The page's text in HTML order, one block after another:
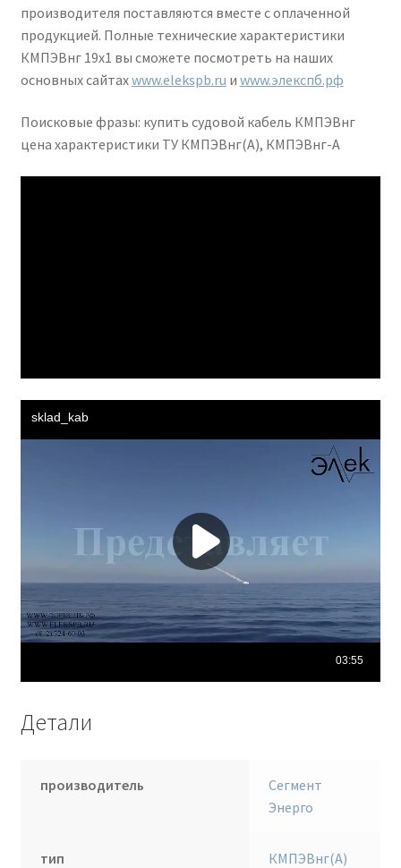
производителя поставляются вместе с оплаченной
продукцией. Полные технические характеристики
КМПЭВнг 19х1 вы сможете посмотреть на наших
основных сайтахwww.elekspb.ru и www.элекспб.рф
Поисковые фразы: купить судовой кабель КМПЭВнг
цена характеристики ТУ КМПЭВнг(А), КМПЭВнг-А
Детали
производитель
Сегмент
Энерго
тип КМПЭВнг(А)